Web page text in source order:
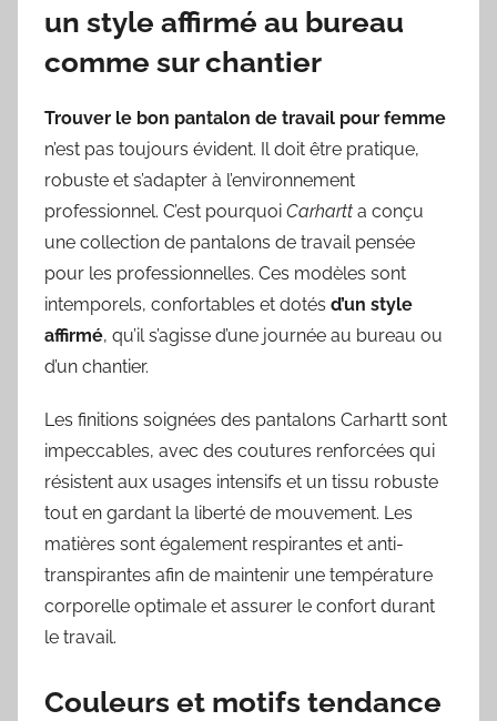
un style affirmé au bureau
comme sur chantier
Trouver le bon pantalon de travail pour femme
n’est pas toujours évident. Il doit être pratique,
robuste et s’adapter à l’environnement
professionnel. C’est pourquoi Carhartt a conçu
une collection de pantalons de travail pensée
pour les professionnelles. Ces modèles sont
intemporels, confortables et dotés d’un style
affirmé, qu’il s’agisse d’une journée au bureau ou
d’un chantier.
Les finitions soignées des pantalons Carhartt sont
impeccables, avec des coutures renforcées qui
résistent aux usages intensifs et un tissu robuste
tout en gardant la liberté de mouvement. Les
matières sont également respirantes et anti-
transpirantes afin de maintenir une température
corporelle optimale et assurer le confort durant
le travail.
Couleurs et motifs tendance